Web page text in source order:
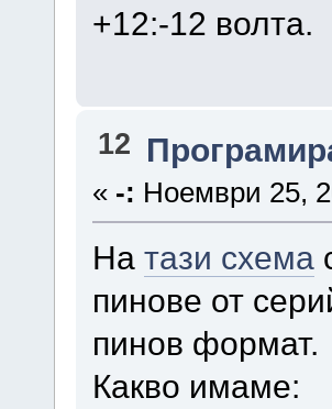
+12:-12 волта.
12
« -: Ноември 25,
На тази схема
пинове от
пинов формат.
Какво имаме: